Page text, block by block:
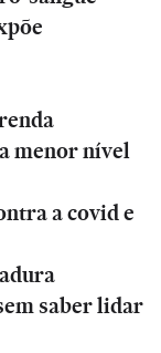
menor nível
a covid e
saber lidar